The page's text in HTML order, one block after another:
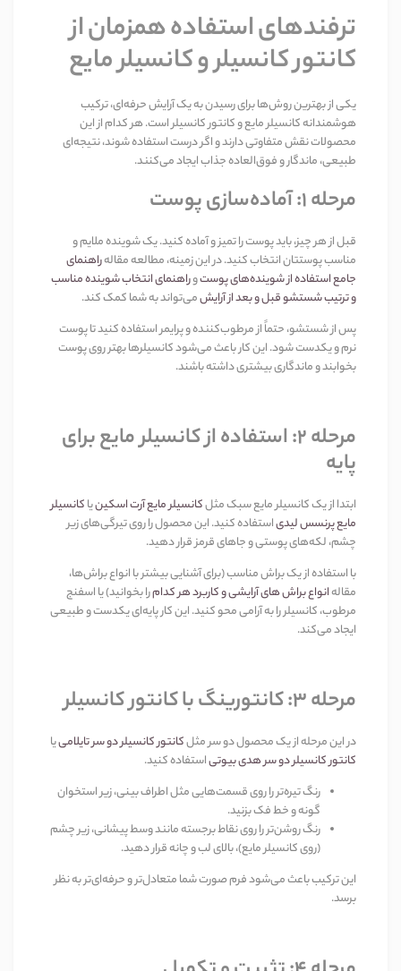
ترفندهای استفاده همزمان از
کانتور کانسیلر و کانسیلر مایع
یکی از بهترین روش‌ها برای رسیدن به یک آرایش حرفه‌ای، ترکیب
هوشمندانه کانسیلر مایع و کانتور کانسیلر است. هر کدام از این
محصولات نقش متفاوتی دارند و اگر درست استفاده شوند، نتیجه‌ای
طبیعی، ماندگار و فوق‌العاده جذاب ایجاد می‌کنند.
مرحله۱: آماده‌سازی پوست
قبل از هر چیز، باید پوست را تمیز و آماده کنید. یک شوینده ملایم و
مناسب پوستتان انتخاب کنید. در این زمینه، مطالعه مقالهراهنمای
جامع استفاده از شوینده‌های پوستوراهنمای انتخاب شوینده مناسب
و ترتیب شستشو قبل و بعد از آرایشمی‌تواند به شما کمک کند.
پس از شستشو، حتماً از مرطوب‌کننده و پرایمر استفاده کنید تا پوست
نرم و یکدست شود. این کار باعث می‌شود کانسیلرها بهتر روی پوست
بخوابند و ماندگاری بیشتری داشته باشند.
مرحله۲: استفاده از کانسیلر مایع برای
پایه
ابتدا از یک کانسیلر مایع سبک مثلکانسیلر مایع آرت اسکینیاکانسیلر
مایع پرنسس لیدیاستفاده کنید. این محصول را روی تیرگی‌های زیر
چشم، لکه‌های پوستی و جاهای قرمز قرار دهید.
با استفاده از یک براش مناسب (برای آشنایی بیشتر با انواع براش‌ها،
مقالهانواع براش های آرایشی و کاربرد هر کدامرا بخوانید) یا اسفنج
مرطوب، کانسیلر را به آرامی محو کنید. این کار پایه‌ای یکدست و طبیعی
ایجاد می‌کند.
مرحله۳: کانتورینگ با کانتور کانسیلر
در این مرحله از یک محصول دو سر مثلکانتور کانسیلر دو سر تایلامییا
کانتور کانسیلر دو سر هدی بیوتیاستفاده کنید.
رنگ تیره‌تر را روی قسمت‌هایی مثل اطراف بینی، زیر استخوان
گونه و خط فک بزنید.
رنگ روشن‌تر را روی نقاط برجسته مانند وسط پیشانی، زیر چشم
(روی کانسیلر مایع)، بالای لب و چانه قرار دهید.
این ترکیب باعث می‌شود فرم صورت شما متعادل‌تر و حرفه‌ای‌تر به نظر
برسد.